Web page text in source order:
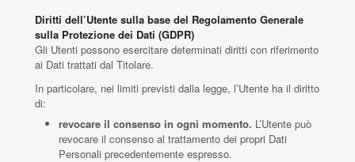
Diritti dell’Utente sulla base del Regolamento Generale
sulla Protezione dei Dati (GDPR)
Gli Utenti possono esercitare determinati diritti con riferimento
ai Dati trattati dal Titolare.
In particolare, nei limiti previsti dalla legge, l’Utente ha il diritto
di:
revocare il consenso in ogni momento. L’Utente può
revocare il consenso al trattamento dei propri Dati
Personali precedentemente espresso.